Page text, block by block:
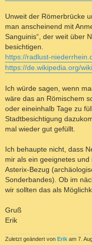
Unweit der Römerbrücke
man anscheinend mit
Sanguinis“, der weit über
besichtigen.
https://radlust-
https://de.wikipedia.org/
Ich würde sagen, wenn
wäre das an Römischem
oder eineinhalb Tage zu
Stadtbesichtigung
mal wieder gut gefüllt.
Ich behaupte nicht, dass
mir als ein geeignetes
Asterix-Bezug
Sonderbandes). Ob im
wir sollten das als
Gruß
Erik
Zuletzt geändert von Erik am 7.